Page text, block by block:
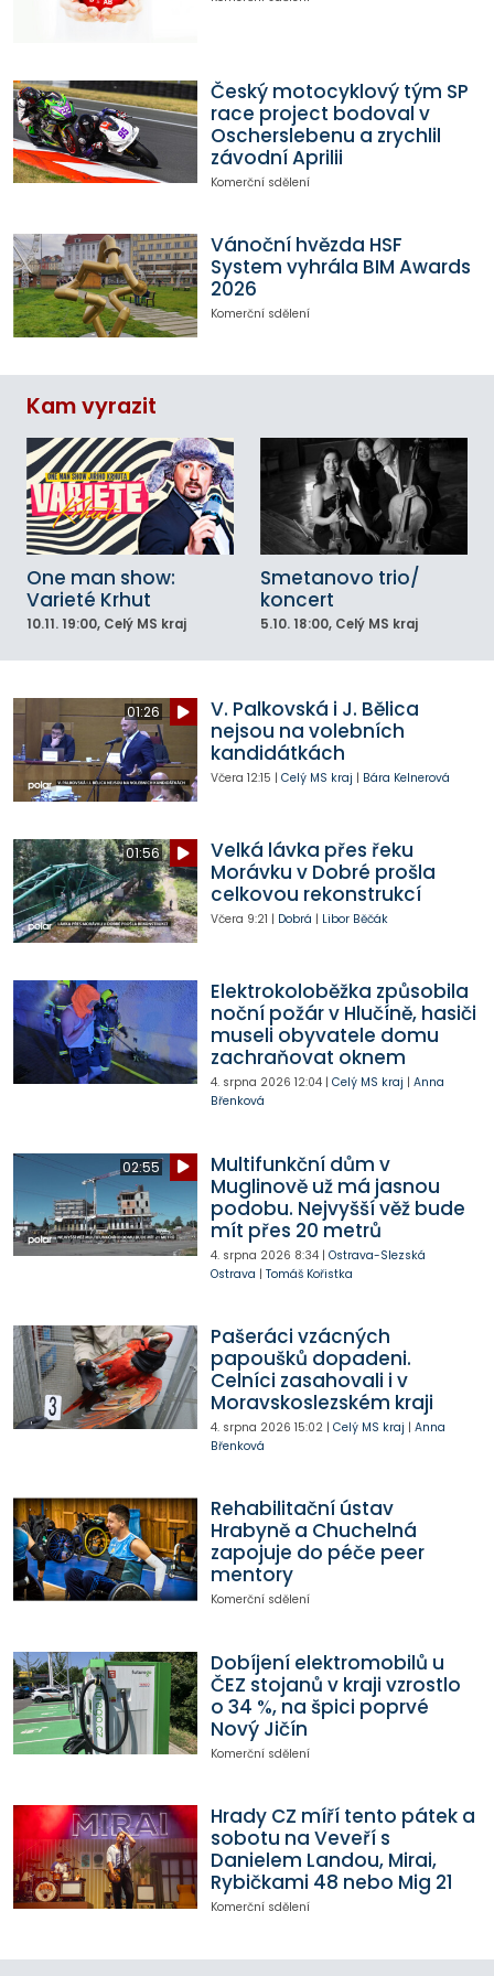
Český motocyklový tým SP
race project bodoval v
Oscherslebenu a zrychlil
závodní Aprilii
Komerční sdělení
Vánoční hvězda HSF
System vyhrála BIM Awards
2026
Komerční sdělení
Kam vyrazit
One man show:
Varieté Krhut
10.11. 19:00, Celý MS kraj
Smetanovo trio/
koncert
5.10. 18:00, Celý MS kraj
01:26
V. Palkovská i J. Bělica
nejsou na volebních
kandidátkách
Včera 12:15 | Celý MS kraj | Bára Kelnerová
01:56
Velká lávka přes řeku
Morávku v Dobré prošla
celkovou rekonstrukcí
Včera 9:21 | Dobrá | Libor Běčák
Elektrokoloběžka způsobila
noční požár v Hlučíně, hasiči
museli obyvatele domu
zachraňovat oknem
4. srpna 2026 12:04| Celý MS kraj | Anna
Břenková
02:55
Multifunkční dům v
Muglinově už má jasnou
podobu. Nejvyšší věž bude
mít přes 20 metrů
4. srpna 2026 8:34| Ostrava-Slezská
Ostrava | Tomáš Kořistka
Pašeráci vzácných
papoušků dopadeni.
Celníci zasahovali i v
Moravskoslezském kraji
4. srpna 2026 15:02| Celý MS kraj | Anna
Břenková
Rehabilitační ústav
Hrabyně a Chuchelná
zapojuje do péče peer
mentory
Komerční sdělení
Dobíjení elektromobilů u
ČEZ stojanů v kraji vzrostlo
o 34 %, na špici poprvé
Nový Jičín
Komerční sdělení
Hrady CZ míří tento pátek a
sobotu na Veveří s
Danielem Landou, Mirai,
Rybičkami 48 nebo Mig 21
Komerční sdělení